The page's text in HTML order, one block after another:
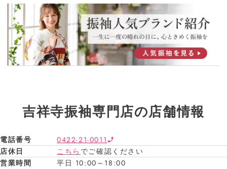
吉祥寺振袖専門店の店舗情報
電話番号
0422-21-0011
店休日
こちら でご確認ください
営業時間
平日 10:00～18:00